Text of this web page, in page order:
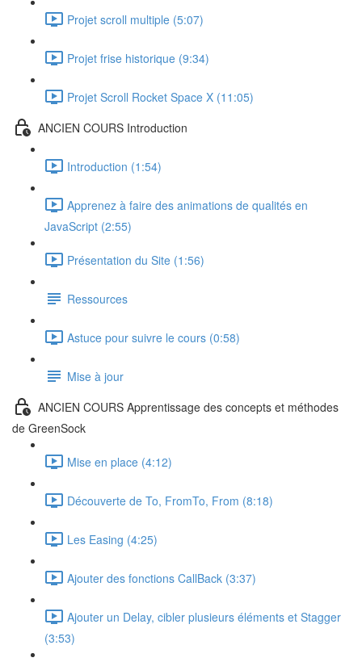
Projet scroll multiple (5:07)
Projet frise historique (9:34)
Projet Scroll Rocket Space X (11:05)
ANCIEN COURS Introduction
Introduction (1:54)
Apprenez à faire des animations de qualités en
JavaScript (2:55)
Présentation du Site (1:56)
Ressources
Astuce pour suivre le cours (0:58)
Mise à jour
ANCIEN COURS Apprentissage des concepts et méthodes
de GreenSock
Mise en place (4:12)
Découverte de To, FromTo, From (8:18)
Les Easing (4:25)
Ajouter des fonctions CallBack (3:37)
Ajouter un Delay, cibler plusieurs éléments et Stagger
(3:53)